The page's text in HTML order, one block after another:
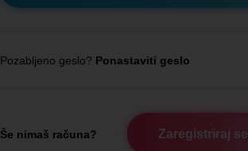
Pozabljeno geslo? Ponastaviti geslo
Še nimaš računa? Zaregistriraj se